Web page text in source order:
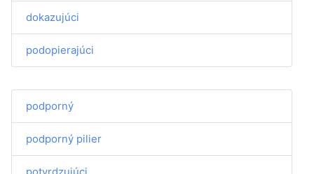
dokazujúci
podopierajúci
podporný
podporný pilier